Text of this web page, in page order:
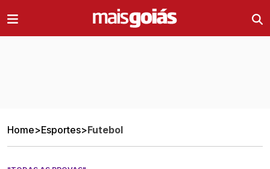
Home>Esportes>Futebol